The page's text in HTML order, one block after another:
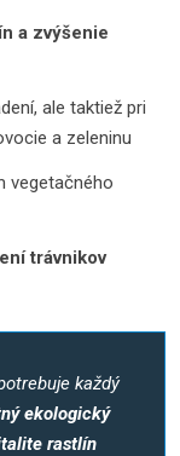
a zvýšenie
ale taktiež pri
a zeleninu
vegetačného
trávnikov
každý
ekologický
rastlín